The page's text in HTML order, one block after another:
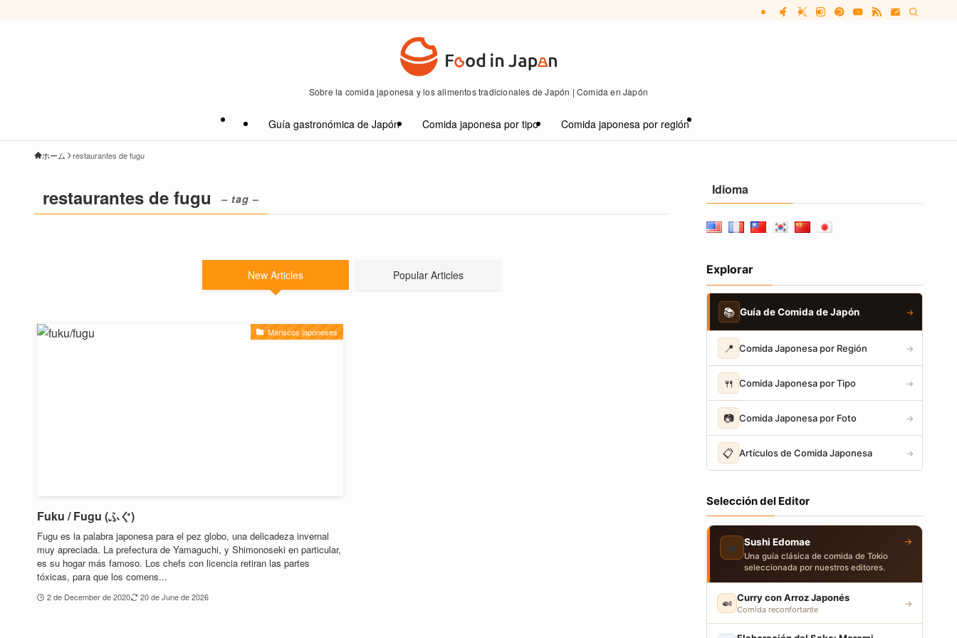
Sobre la comida japonesa y los alimentos tradicionales de Japón | Comida en Japón
Guía gastronómica de Japón Comida japonesa por tipo Comida japonesa por región
ホーム restaurantes de fugu
restaurantes de fugu – tag –
New Articles Popular Articles
Mariscos japoneses
Fuku / Fugu (ふぐ)
Fugu es la palabra japonesa para el pez globo, una delicadeza invernal
muy apreciada. La prefectura de Yamaguchi, y Shimonoseki en particular,
es su hogar más famoso. Los chefs con licencia retiran las partes
tóxicas, para que los comens...
2 de December de 2020 20 de June de 2026
Idioma
Explorar
📚 Guía de Comida de Japón →
📍 Comida Japonesa por Región →
🍴 Comida Japonesa por Tipo →
📷 Comida Japonesa por Foto →
📋 Artículos de Comida Japonesa →
Selección del Editor
🍣 Sushi Edomae
Una guía clásica de comida de Tokio
seleccionada por nuestros editores.
→
🍛 Curry con Arroz Japonés
Comida reconfortante
→